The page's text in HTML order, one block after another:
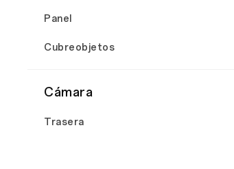
Panel
Cubreobjetos
Cámara
Trasera